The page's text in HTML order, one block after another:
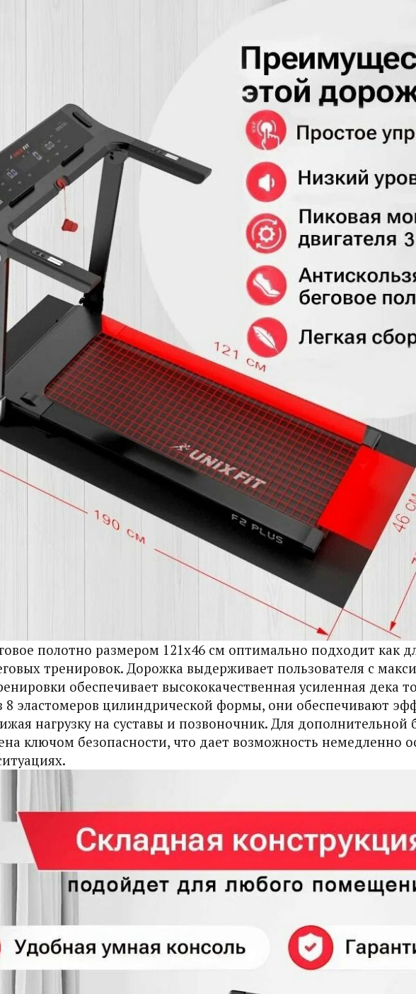
полотно размером 121х46 см оптимально подходит как
тренировок. Дорожка выдерживает пользователя с
обеспечивает высококачественная усиленная дека
8 эластомеров цилиндрической формы, они обеспечивают
нагрузку на суставы и позвоночник. Для дополнительной
ключом безопасности, что дает возможность немедленно